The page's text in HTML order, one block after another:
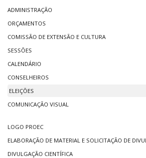
ADMINISTRAÇÃO
ORÇAMENTOS
COMISSÃO DE EXTENSÃO E CULTURA
SESSÕES
CALENDÁRIO
CONSELHEIROS
ELEIÇÕES
COMUNICAÇÃO VISUAL
LOGO PROEC
ELABORAÇÃO DE MATERIAL E SOLICITAÇÃO DE
DIVULGAÇÃO CIENTÍFICA